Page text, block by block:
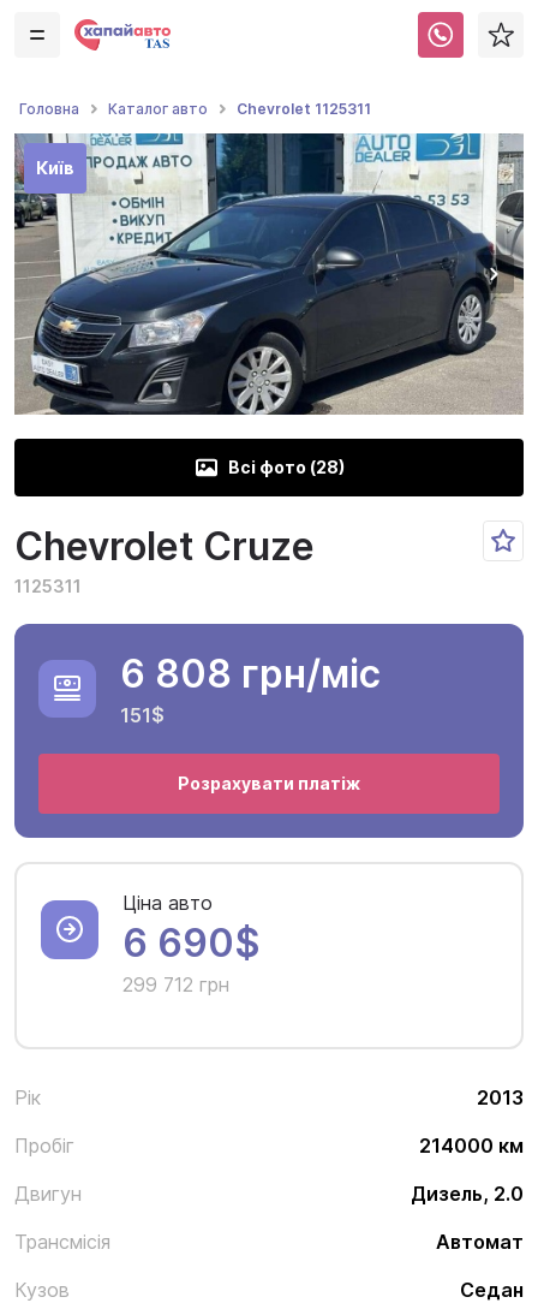
Головна Каталог авто Chevrolet 1125311
Київ
Всі фото (28)
Chevrolet Cruze
1125311
Рік
2013
Пробіг
214000 км
Двигун
Дизель, 2.0
Трансмісія
Автомат
Кузов
Седан
6 808 грн/міс
151$
Розрахувати платіж
Ціна авто
6 690$
299 712 грн